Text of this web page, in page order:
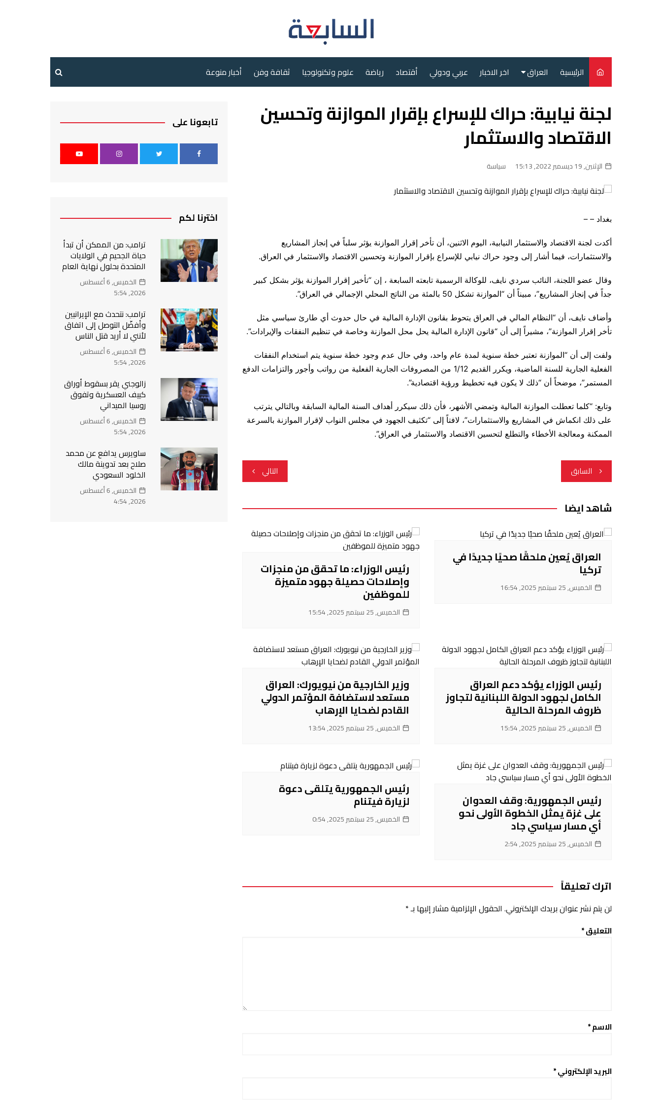
الرئيسية العراق
سياسة
محليات
اخر الاخبار عربي ودولي أقتصاد رياضة علوم وتكنولوجيا ثقافة وفن أخبار منوعة
لجنة نيابية: حراك للإسراع بإقرار الموازنة وتحسين
الاقتصاد والاستثمار
الإثنين, 19 ديسمبر 2022, 15:13 سياسة
بغداد – –
أكدت لجنة الاقتصاد والاستثمار النيابية، اليوم الاثنين، أن تأخر إقرار الموازنة يؤثر سلباً في إنجاز المشاريع
والاستثمارات، فيما أشار إلى وجود حراك نيابي للإسراع بإقرار الموازنة وتحسين الاقتصاد والاستثمار في العراق.
وقال عضو اللجنة، النائب سردي نايف، للوكالة الرسمية تابعته السابعة ، إن “تأخير إقرار الموازنة يؤثر بشكل كبير
جداً في إنجاز المشاريع”، مبيناً أن “الموازنة تشكل 50 بالمئة من الناتج المحلي الإجمالي في العراق”.
وأضاف نايف، أن “النظام المالي في العراق يتحوط بقانون الإدارة المالية في حال حدوث أي طارئ سياسي مثل
تأخر إقرار الموازنة”، مشيراً إلى أن “قانون الإدارة المالية يحل محل الموازنة وخاصة في تنظيم النفقات والإيرادات”.
ولفت إلى أن “الموازنة تعتبر خطة سنوية لمدة عام واحد، وفي حال عدم وجود خطة سنوية يتم استخدام النفقات
الفعلية الجارية للسنة الماضية، ويكرر القديم 1/12 من المصروفات الجارية الفعلية من رواتب وأجور والتزامات الدفع
المستمر”، موضحاً أن “ذلك لا يكون فيه تخطيط ورؤية اقتصادية”.
وتابع: “كلما تعطلت الموازنة المالية وتمضي الأشهر، فأن ذلك سيكرر أهداف السنة المالية السابقة وبالتالي يترتب
على ذلك انكماش في المشاريع والاستثمارات”، لافتاً إلى “تكثيف الجهود في مجلس النواب لإقرار الموازنة بالسرعة
الممكنة ومعالجة الأخطاء والتطلع لتحسين الاقتصاد والاستثمار في العراق”.
تصفّح
المقالات
السابق التالي
شاهد ايضا
العراق يُعين ملحقًا صحيًا جديدًا في
تركيا
الخميس, 25 سبتمبر 2025, 16:54
رئيس الوزراء: ما تحقق من منجزات
وإصلاحات حصيلة جهود متميزة
للموظفين
الخميس, 25 سبتمبر 2025, 15:54
رئيس الوزراء يؤكد دعم العراق
الكامل لجهود الدولة اللبنانية لتجاوز
ظروف المرحلة الحالية
الخميس, 25 سبتمبر 2025, 15:54
وزير الخارجية من نيويورك: العراق
مستعد لاستضافة المؤتمر الدولي
القادم لضحايا الإرهاب
الخميس, 25 سبتمبر 2025, 13:54
رئيس الجمهورية: وقف العدوان
على غزة يمثل الخطوة الأولى نحو
أي مسار سياسي جاد
الخميس, 25 سبتمبر 2025, 2:54
رئيس الجمهورية يتلقى دعوة
لزيارة فيتنام
الخميس, 25 سبتمبر 2025, 0:54
اترك تعليقاً
لن يتم نشر عنوان بريدك الإلكتروني. الحقول الإلزامية مشار إليها بـ*
التعليق*
الاسم*
البريد الإلكتروني*
تابعونا على
اخترنا لكم
ترامب: من الممكن أن تبدأ
حياة الجحيم في الولايات
المتحدة بحلول نهاية العام
الخميس, 6 أغسطس
2026, 5:54
ترامب: نتحدث مع الإيرانيين
وأفضّل التوصل إلى اتفاق
لأنني لا أريد قتل الناس
الخميس, 6 أغسطس
2026, 5:54
زالوجني يقر بسقوط أوراق
كييف العسكرية وتفوق
روسيا الميداني
الخميس, 6 أغسطس
2026, 5:54
ساويرس يدافع عن محمد
صلاح بعد تدوينة مالك
الخلود السعودي
الخميس, 6 أغسطس
2026, 4:54